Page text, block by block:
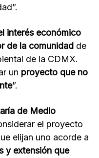
interés económico
de la comunidad de
de la CDMX.
un proyecto que no
”.
de Medio
el proyecto
elijan uno acorde a
y extensión que